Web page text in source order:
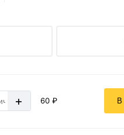
+ 60 ₽ В